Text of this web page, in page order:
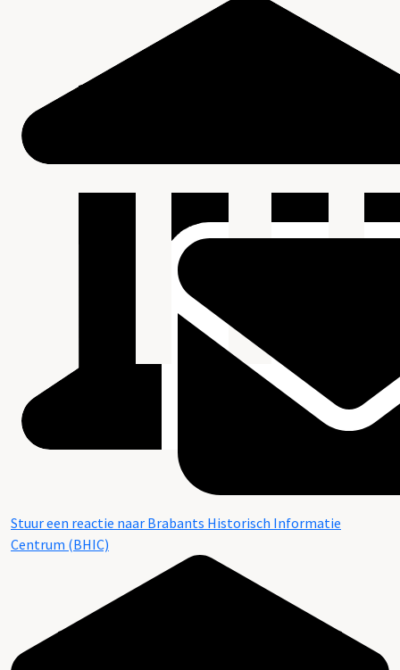
Stuur een reactie naar Brabants Historisch Informatie
Centrum (BHIC)